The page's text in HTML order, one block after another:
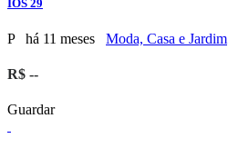
IOS 29
P há 11 meses Moda, Casa e Jardim
R$ --
Guardar